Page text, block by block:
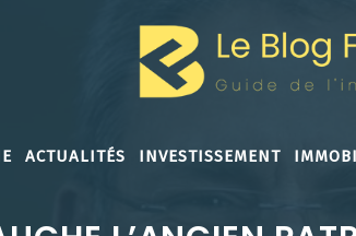
ACTUALITÉS INVESTISSEMENT